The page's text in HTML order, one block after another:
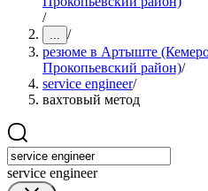
/
... /
резюме в Артыште
Прокопьевский район)/
service engineer/
вахтовый метод
service engineer